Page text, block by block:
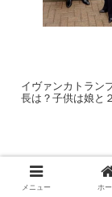
イヴァンカトラン
長は？子供は娘と
管理人のプロフ
メニュー ホ